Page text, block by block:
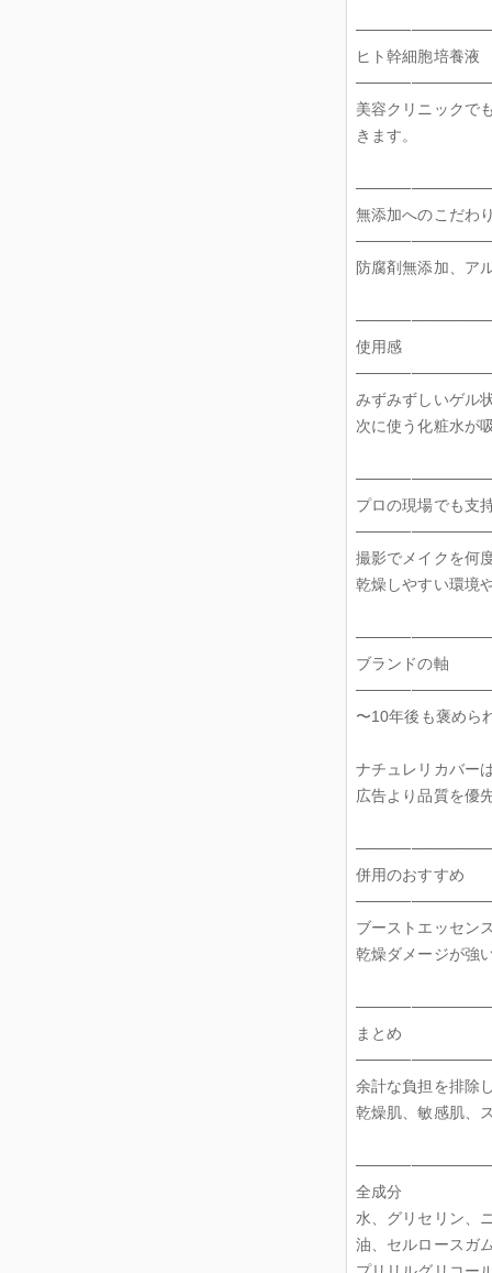
ヒト幹細胞培養液
美容クリニックで
きます。
無添加へのこだわ
防腐剤無添加、ア
使用感
みずみずしいゲル
次に使う化粧水が
プロの現場でも支
撮影でメイクを何
乾燥しやすい環境
ブランドの軸
〜10年後も褒めら
ナチュレリカバー
広告より品質を優
併用のおすすめ
ブーストエッセン
乾燥ダメージが強
まとめ
余計な負担を排除
乾燥肌、敏感肌、
全成分
水、グリセリン、
油、セルロースガ